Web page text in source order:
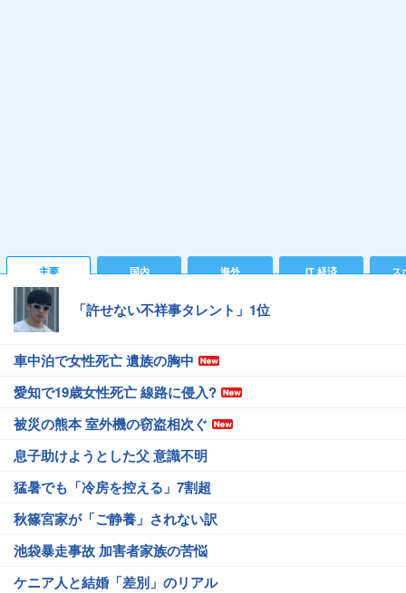
主要 国内 海外 IT 経済 ス
「許せない不祥事タレント」1位
車中泊で女性死亡 遺族の胸中
愛知で19歳女性死亡 線路に侵入?
被災の熊本 室外機の窃盗相次ぐ
息子助けようとした父 意識不明
猛暑でも「冷房を控える」7割超
秋篠宮家が「ご静養」されない訳
池袋暴走事故 加害者家族の苦悩
ケニア人と結婚「差別」のリアル